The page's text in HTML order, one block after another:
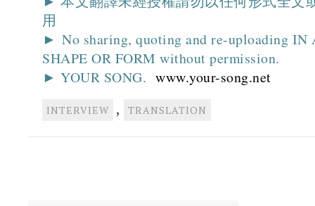
用
► No sharing, quoting and re-uploading IN
SHAPE OR FORM without permission.
► YOUR SONG. www.your-song.net
INTERVIEW , TRANSLATION